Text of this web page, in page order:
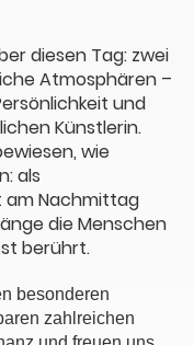
diesen Tag: zwei
Atmosphären –
und
Künstlerin.
wie
als
am Nachmittag
die Menschen
berührt.
besonderen
zahlreichen